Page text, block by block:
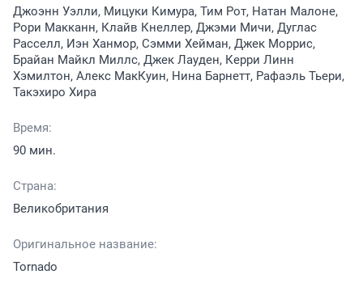
Джоэнн Уэлли, Мицуки Кимура, Тим Рот, Натан Малоне,
Рори Макканн, Клайв Кнеллер, Джэми Мичи, Дуглас
Расселл, Иэн Ханмор, Сэмми Хейман, Джек Моррис,
Брайан Майкл Миллс, Джек Лауден, Керри Линн
Хэмилтон, Алекс МакКуин, Нина Барнетт, Рафаэль Тьери,
Такэхиро Хира
Время:
90 мин.
Страна:
Великобритания
Оригинальное название:
Tornado